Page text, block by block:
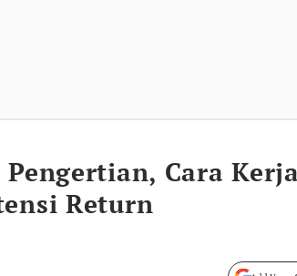
Cara
Return